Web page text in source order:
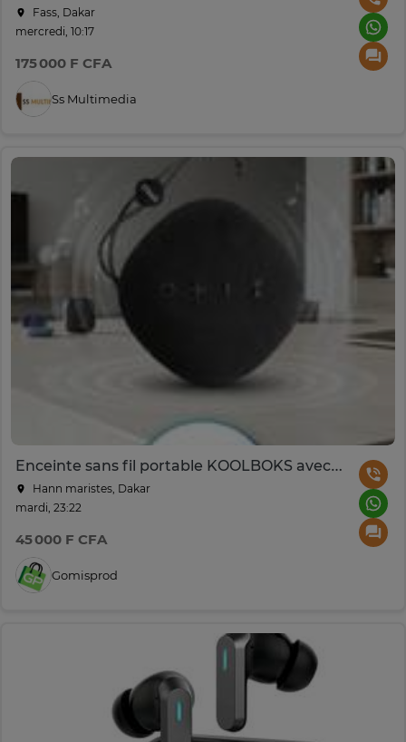
Fass, Dakar
mercredi, 10:17
175 000 F CFA
Ss Multimedia
Enceinte sans fil portable KOOLBOKS avec son HD
Hann maristes, Dakar
mardi, 23:22
45 000 F CFA
Gomisprod